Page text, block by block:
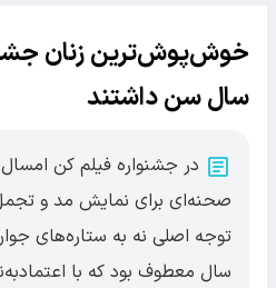
سال سن داشتند
در جشنواره فیلم کن
صحنه‌ای برای نمایش مد و
سال معطوف بود که با